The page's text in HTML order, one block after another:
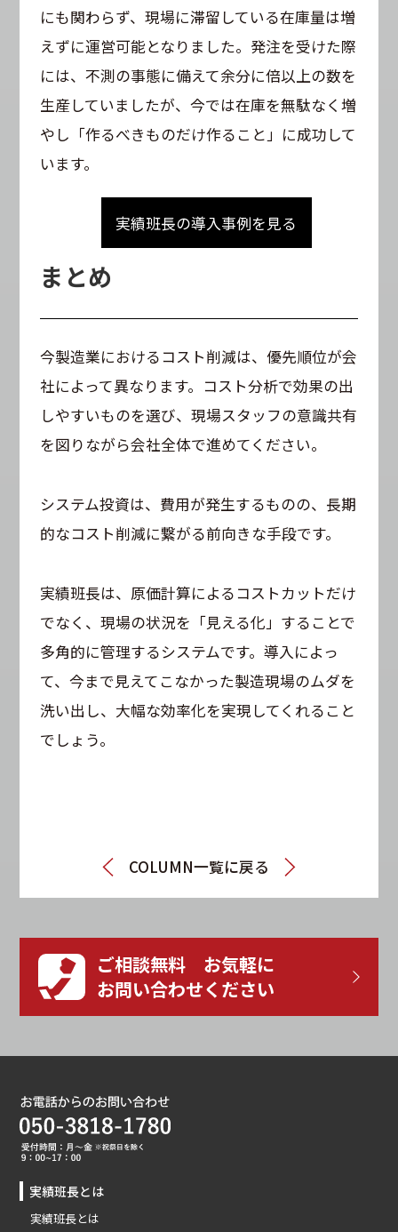
にも関わらず、現場に滞留している在庫量は増
えずに運営可能となりました。発注を受けた際
には、不測の事態に備えて余分に倍以上の数を
生産していましたが、今では在庫を無駄なく増
やし「作るべきものだけ作ること」に成功して
います。
実績班長の導入事例を見る
まとめ
今製造業におけるコスト削減は、優先順位が会
社によって異なります。コスト分析で効果の出
しやすいものを選び、現場スタッフの意識共有
を図りながら会社全体で進めてください。
システム投資は、費用が発生するものの、長期
的なコスト削減に繋がる前向きな手段です。
実績班長は、原価計算によるコストカットだけ
でなく、現場の状況を「見える化」することで
多角的に管理するシステムです。導入によっ
て、今まで見えてこなかった製造現場のムダを
洗い出し、大幅な効率化を実現してくれること
でしょう。
COLUMN一覧に戻る
ご相談無料 お気軽に
お問い合わせください
実績班長とは
実績班長とは